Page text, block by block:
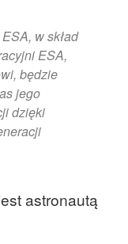
w skład
ESA,
będzie
jego
dzięki
astronautą